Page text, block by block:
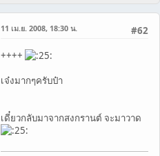
#62
11 เม.ย. 2008, 18:30 น.
++++
เจ๋งมากๆครับป๋า
เดี๋ยวกลับมาจากสงกรานต์ จะมาวาด